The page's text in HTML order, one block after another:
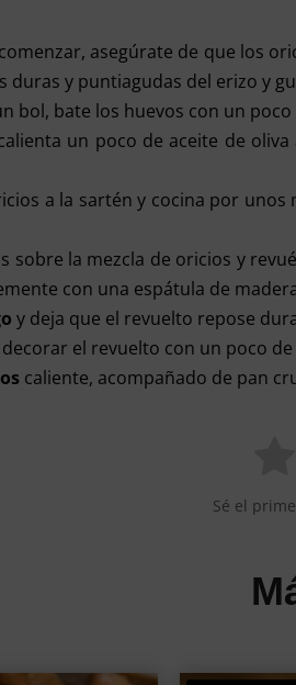
asegúrate de que los
duras y puntiagudas del erizo y
bol, bate los huevos con un
un poco de aceite de
a la sartén y cocina por unos
sobre la mezcla de oricios y
con una espátula de
y deja que el revuelto repose
el revuelto con un poco
caliente, acompañado de pan
Sé el